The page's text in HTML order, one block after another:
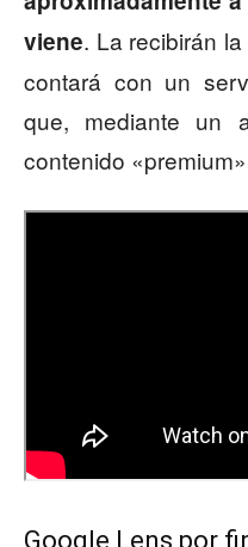
viene. La recibirán
contará con un
que, mediante un
contenido
Google Lens por